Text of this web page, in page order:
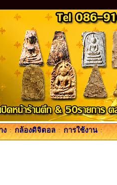
ง : กล้องดิจิตอล : การใช้งาน :